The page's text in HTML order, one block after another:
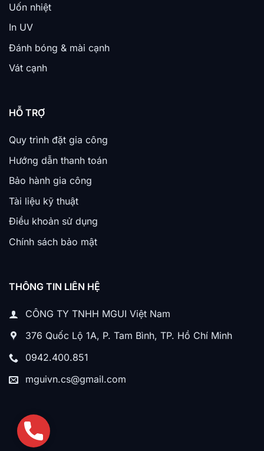
Uốn nhiệt
In UV
Đánh bóng & mài cạnh
Vát cạnh
HỖ TRỢ
Quy trình đặt gia công
Hướng dẫn thanh toán
Bảo hành gia công
Tài liệu kỹ thuật
Điều khoản sử dụng
Chính sách bảo mật
THÔNG TIN LIÊN HỆ
CÔNG TY TNHH MGUI Việt Nam
376 Quốc Lộ 1A, P. Tam Bình, TP. Hồ Chí Minh
0942.400.851
mguivn.cs@gmail.com
Phone